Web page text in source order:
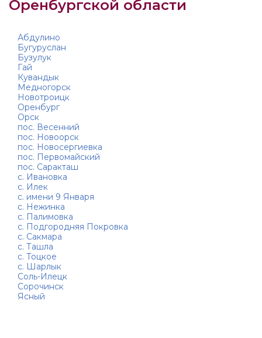
Оренбургской области
Абдулино
Бугуруслан
Бузулук
Гай
Кувандык
Медногорск
Новотроицк
Оренбург
Орск
пос. Весенний
пос. Новоорск
пос. Новосергиевка
пос. Первомайский
пос. Саракташ
с. Ивановка
с. Илек
с. имени 9 Января
с. Нежинка
с. Палимовка
с. Подгородняя Покровка
с. Сакмара
с. Ташла
с. Тоцкое
с. Шарлык
Соль-Илецк
Сорочинск
Ясный